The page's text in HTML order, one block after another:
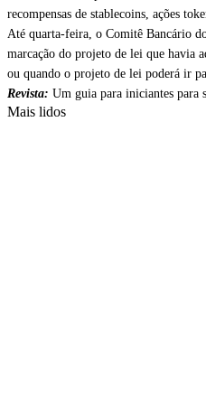
recompensas de stablecoins, ações
Até quarta-feira, o Comitê Bancário
marcação do projeto de lei que havia
ou quando o projeto de lei poderá ir
Revista: Um guia para iniciantes
Mais lidos